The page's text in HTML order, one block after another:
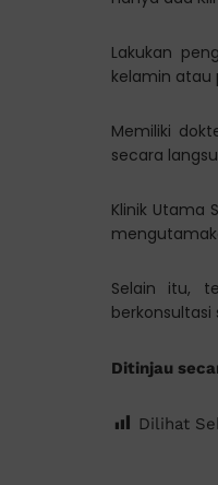
Lakukan
kelamin atau
Memiliki
secara
Klinik Utama
Selain itu,
Ditinjau
Dilihat